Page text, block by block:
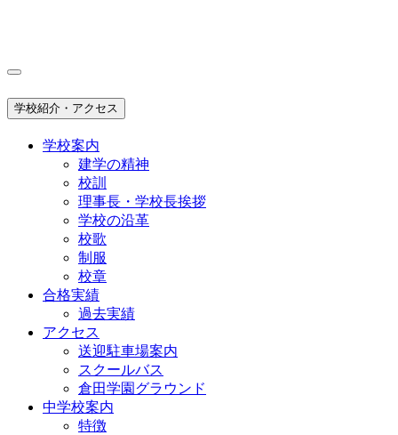
学校紹介・アクセス
学校案内
建学の精神
校訓
理事長・学校長挨拶
学校の沿革
校歌
制服
校章
合格実績
過去実績
アクセス
送迎駐車場案内
スクールバス
倉田学園グラウンド
中学校案内
特徴